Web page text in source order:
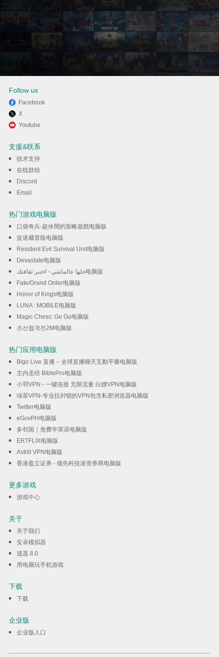
通过逍遥在电脑上享受爱笔思画
Follow us
Facebook
X
Youtube
支援&联系
技术支持
在线群组
Discord
Email
热门游戏电脑版
口袋奇兵-超休閒的策略遊戲电脑版
捉迷藏冒险电脑版
Resident Evil Survival Unit电脑版
Devastate电脑版
حلها عالماشي - اختبر ثقافتك电脑版
Fate/Grand Order电脑版
Honor of Kings电脑版
LUNA : MOBILE电脑版
Magic Chess: Go Go电脑版
조선협객전2M电脑版
热门应用电脑版
Bigo Live 直播 – 全球直播聊天互動平臺电脑版
主内圣经 BiblePro电脑版
小羽VPN - 一键连接 无限流量 白嫖VPN电脑版
绿茶VPN-专业抗封锁的VPN包含私密浏览器电脑版
Twitter电脑版
eGovPH电脑版
多邻国｜免费学英语电脑版
ERTFLIX电脑版
Astrill VPN电脑版
香港盈立证券 - 领先科技港资券商电脑版
更多游戏
游戏中心
关于
关于我们
安卓模拟器
逍遥 8.0
用电脑玩手机游戏
下载
下载
企业版
企业版入口